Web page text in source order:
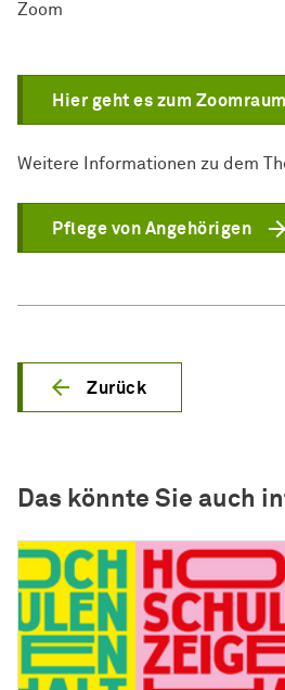
Zoom
Hier geht es zum Zoomraum
Weitere Informationen zu dem
Pflege von Angehörigen
Zurück
Das könnte Sie auch